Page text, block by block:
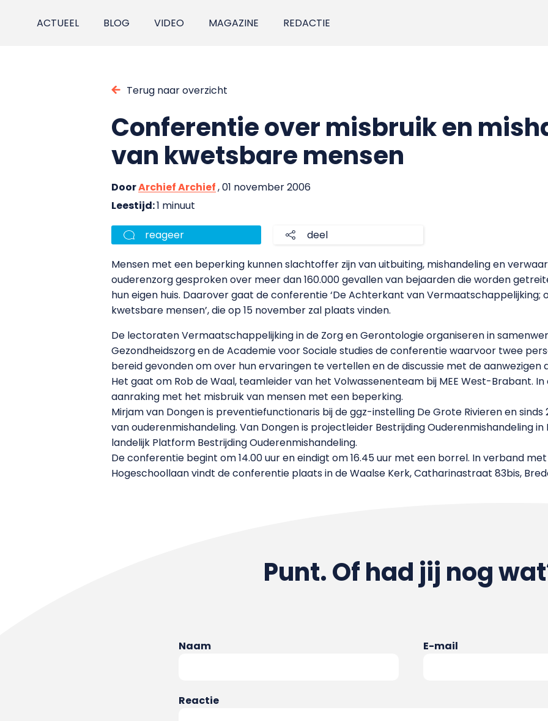
ACTUEEL BLOG VIDEO MAGAZINE REDACTIE
Terug naar overzicht
Conferentie over misbruik en
van kwetsbare mensen
DoorArchief Archief, 01 november 2006
Leestijd:1 minuut
reageer deel
Mensen met een beperking kunnen slachtoffer zijn van uitbuiting, mishandeling en
ouderenzorg gesproken over meer dan 160.000 gevallen van bejaarden die worden
hun eigen huis. Daarover gaat de conferentie ‘De Achterkant van Vermaatschappelijking;
kwetsbare mensen’, die op 15 november zal plaats vinden.
De lectoraten Vermaatschappelijking in de Zorg en Gerontologie organiseren in
Gezondheidszorg en de Academie voor Sociale studies de conferentie waarvoor twee
bereid gevonden om over hun ervaringen te vertellen en de discussie met de aanwezigen
Het gaat om Rob de Waal, teamleider van het Volwassenenteam bij MEE West-Brabant.
aanraking met het misbruik van mensen met een beperking.
Mirjam van Dongen is preventiefunctionaris bij de ggz-instelling De Grote Rivieren en
van ouderenmishandeling. Van Dongen is projectleider Bestrijding Ouderenmishandeling
landelijk Platform Bestrijding Ouderenmishandeling.
De conferentie begint om 14.00 uur en eindigt om 16.45 uur met een borrel. In verband
Hogeschoollaan vindt de conferentie plaats in de Waalse Kerk, Catharinastraat 83bis,
Punt. Of had jij nog
Naam E-mail
Reactie